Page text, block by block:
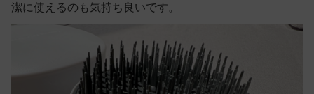
潔に使えるのも気持ち良いです。